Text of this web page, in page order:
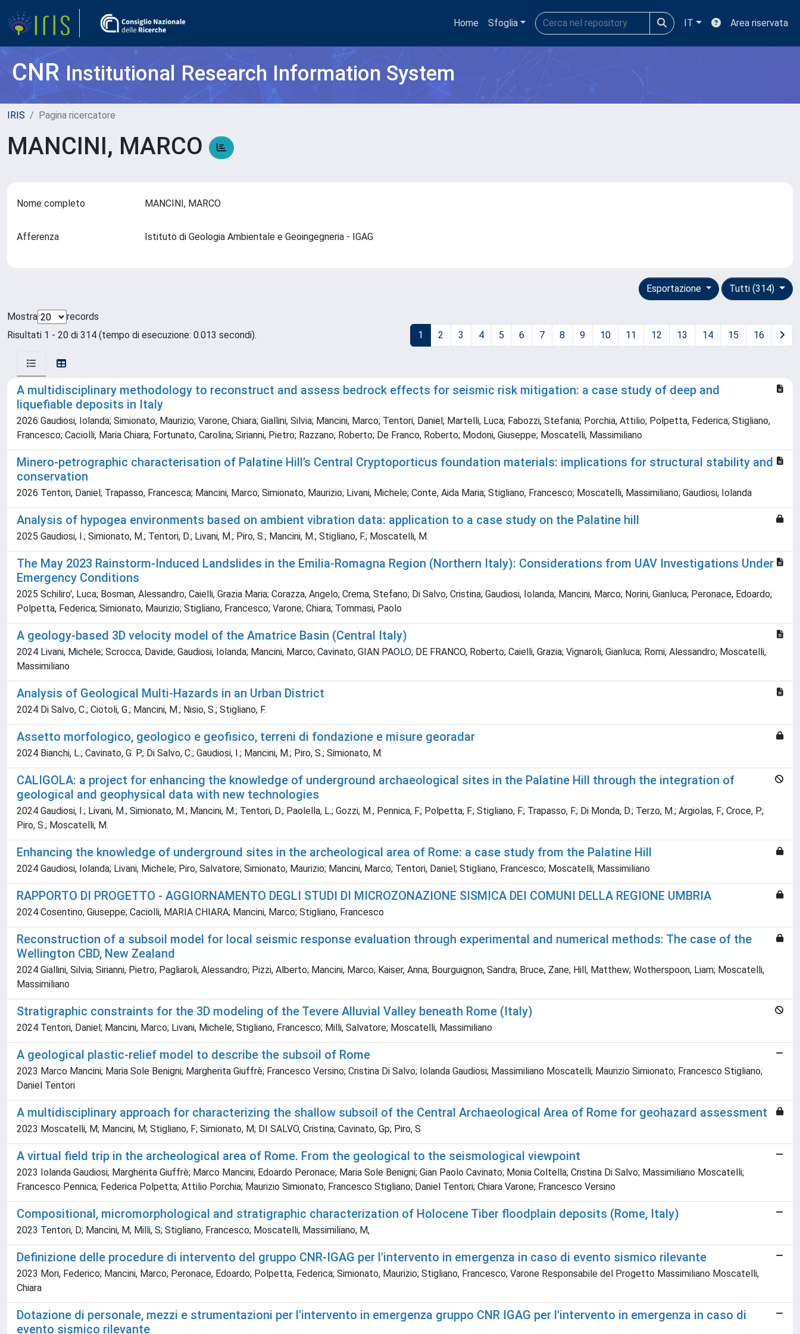
Home Sfoglia IT Area riservata
CNRInstitutional Research Information System
IRIS Pagina ricercatore
MANCINI, MARCO
Nome completo MANCINI, MARCO
Afferenza Istituto di Geologia Ambientale e Geoingegneria - IGAG
Tutti (314)
Esportazione
Mostra
records
Risultati 1 - 20 di 314 (tempo di esecuzione: 0.013 secondi).
1 2 3 4 5 6 7 8 9 10 11 12 13 14 15 16
A multidisciplinary methodology to reconstruct and assess bedrock effects for seismic risk mitigation: a case study of deep and
liquefiable deposits in Italy
2026 Gaudiosi, Iolanda; Simionato, Maurizio; Varone, Chiara; Giallini, Silvia; Mancini, Marco; Tentori, Daniel; Martelli, Luca; Fabozzi, Stefania; Porchia, Attilio; Polpetta, Federica; Stigliano,
Francesco; Caciolli, Maria Chiara; Fortunato, Carolina; Sirianni, Pietro; Razzano, Roberto; De Franco, Roberto; Modoni, Giuseppe; Moscatelli, Massimiliano
Minero-petrographic characterisation of Palatine Hill’s Central Cryptoporticus foundation materials: implications for structural stability and
conservation
2026 Tentori, Daniel; Trapasso, Francesca; Mancini, Marco; Simionato, Maurizio; Livani, Michele; Conte, Aida Maria; Stigliano, Francesco; Moscatelli, Massimiliano; Gaudiosi, Iolanda
Analysis of hypogea environments based on ambient vibration data: application to a case study on the Palatine hill
2025 Gaudiosi, I.; Simionato, M.; Tentori, D.; Livani, M.; Piro, S.; Mancini, M.; Stigliano, F.; Moscatelli, M.
The May 2023 Rainstorm-Induced Landslides in the Emilia-Romagna Region (Northern Italy): Considerations from UAV Investigations Under
Emergency Conditions
2025 Schiliro', Luca; Bosman, Alessandro; Caielli, Grazia Maria; Corazza, Angelo; Crema, Stefano; Di Salvo, Cristina; Gaudiosi, Iolanda; Mancini, Marco; Norini, Gianluca; Peronace, Edoardo;
Polpetta, Federica; Simionato, Maurizio; Stigliano, Francesco; Varone, Chiara; Tommasi, Paolo
A geology-based 3D velocity model of the Amatrice Basin (Central Italy)
2024 Livani, Michele; Scrocca, Davide; Gaudiosi, Iolanda; Mancini, Marco; Cavinato, GIAN PAOLO; DE FRANCO, Roberto; Caielli, Grazia; Vignaroli, Gianluca; Romi, Alessandro; Moscatelli,
Massimiliano
Analysis of Geological Multi-Hazards in an Urban District
2024 Di Salvo, C.; Ciotoli, G.; Mancini, M.; Nisio, S.; Stigliano, F.
Assetto morfologico, geologico e geofisico, terreni di fondazione e misure georadar
2024 Bianchi, L.; Cavinato, G. P.; Di Salvo, C.; Gaudiosi, I.; Mancini, M.; Piro, S.; Simionato, M.
CALIGOLA: a project for enhancing the knowledge of underground archaeological sites in the Palatine Hill through the integration of
geological and geophysical data with new technologies
2024 Gaudiosi, I.; Livani, M.; Simionato, M.; Mancini, M.; Tentori, D.; Paolella, L.; Gozzi, M.; Pennica, F.; Polpetta, F.; Stigliano, F.; Trapasso, F.; Di Monda, D.; Terzo, M.; Argiolas, F.; Croce, P.;
Piro, S.; Moscatelli, M.
Enhancing the knowledge of underground sites in the archeological area of Rome: a case study from the Palatine Hill
2024 Gaudiosi, Iolanda; Livani, Michele; Piro, Salvatore; Simionato, Maurizio; Mancini, Marco; Tentori, Daniel; Stigliano, Francesco; Moscatelli, Massimiliano
RAPPORTO DI PROGETTO - AGGIORNAMENTO DEGLI STUDI DI MICROZONAZIONE SISMICA DEI COMUNI DELLA REGIONE UMBRIA
2024 Cosentino, Giuseppe; Caciolli, MARIA CHIARA; Mancini, Marco; Stigliano, Francesco
Reconstruction of a subsoil model for local seismic response evaluation through experimental and numerical methods: The case of the
Wellington CBD, New Zealand
2024 Giallini, Silvia; Sirianni, Pietro; Pagliaroli, Alessandro; Pizzi, Alberto; Mancini, Marco; Kaiser, Anna; Bourguignon, Sandra; Bruce, Zane; Hill, Matthew; Wotherspoon, Liam; Moscatelli,
Massimiliano
Stratigraphic constraints for the 3D modeling of the Tevere Alluvial Valley beneath Rome (Italy)
2024 Tentori, Daniel; Mancini, Marco; Livani, Michele; Stigliano, Francesco; Milli, Salvatore; Moscatelli, Massimiliano
A geological plastic-relief model to describe the subsoil of Rome
2023 Marco Mancini; Maria Sole Benigni; Margherita Giuffrè; Francesco Versino; Cristina Di Salvo; Iolanda Gaudiosi; Massimiliano Moscatelli; Maurizio Simionato; Francesco Stigliano;
Daniel Tentori
A multidisciplinary approach for characterizing the shallow subsoil of the Central Archaeological Area of Rome for geohazard assessment
2023 Moscatelli, M; Mancini, M; Stigliano, F; Simionato, M; DI SALVO, Cristina; Cavinato, Gp; Piro, S
A virtual field trip in the archeological area of Rome. From the geological to the seismological viewpoint
2023 Iolanda Gaudiosi; Margherita Giuffrè; Marco Mancini; Edoardo Peronace; Maria Sole Benigni; Gian Paolo Cavinato; Monia Coltella; Cristina Di Salvo; Massimiliano Moscatelli;
Francesco Pennica; Federica Polpetta; Attilio Porchia; Maurizio Simionato; Francesco Stigliano; Daniel Tentori; Chiara Varone; Francesco Versino
Compositional, micromorphological and stratigraphic characterization of Holocene Tiber floodplain deposits (Rome, Italy)
2023 Tentori, D; Mancini, M; Milli, S; Stigliano, Francesco; Moscatelli, Massimiliano; M,
Definizione delle procedure di intervento del gruppo CNR-IGAG per l'intervento in emergenza in caso di evento sismico rilevante
2023 Mori, Federico; Mancini, Marco; Peronace, Edoardo; Polpetta, Federica; Simionato, Maurizio; Stigliano, Francesco; Varone Responsabile del Progetto Massimiliano Moscatelli,
Chiara
Dotazione di personale, mezzi e strumentazioni per l'intervento in emergenza gruppo CNR IGAG per l'intervento in emergenza in caso di
evento sismico rilevante